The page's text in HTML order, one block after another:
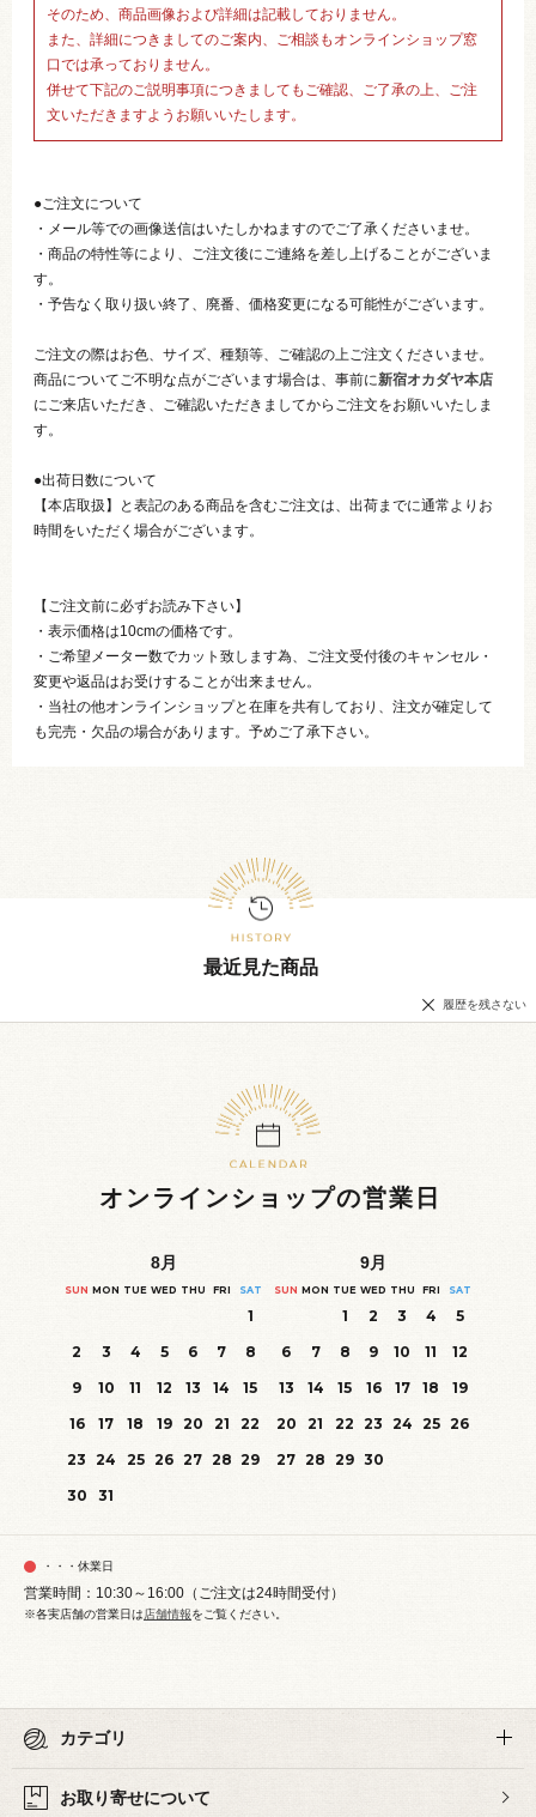
そのため、商品画像および詳細は記載しておりません。
また、詳細につきましてのご案内、ご相談もオンラインショップ窓
口では承っておりません。
併せて下記のご説明事項につきましてもご確認、ご了承の上、ご注
文いただきますようお願いいたします。
●ご注文について
・メール等での画像送信はいたしかねますのでご了承くださいませ。
・商品の特性等により、ご注文後にご連絡を差し上げることがございま
す。
・予告なく取り扱い終了、廃番、価格変更になる可能性がございます。
ご注文の際はお色、サイズ、種類等、ご確認の上ご注文くださいませ。
商品についてご不明な点がございます場合は、事前に新宿オカダヤ本店
にご来店いただき、ご確認いただきましてからご注文をお願いいたしま
す。
●出荷日数について
【本店取扱】と表記のある商品を含むご注文は、出荷までに通常よりお
時間をいただく場合がございます。
【ご注文前に必ずお読み下さい】
・表示価格は10cmの価格です。
・ご希望メーター数でカット致します為、ご注文受付後のキャンセル・
変更や返品はお受けすることが出来ません。
・当社の他オンラインショップと在庫を共有しており、注文が確定して
も完売・欠品の場合があります。予めご了承下さい。
最近見た商品
履歴を残さない
オンラインショップの営業日
8月
SUN MON TUE WED THU FRI SAT
1
2
3 4 5 6 7
8
9
10 11 12 13 14
15
16
17 18 19 20 21
22
23 24 25 26 27 28 29
30
31
9月
SUN MON TUE WED THU FRI SAT
1 2 3 4
5
6
7 8 9 10 11
12
13
14 15 16 17 18
19
20
21 22 23 24 25 26
27 28 29 30
・・・休業日
営業時間：10:30～16:00（ご注文は24時間受付）
※各実店舗の営業日は店舗情報をご覧ください。
カテゴリ
お取り寄せについて